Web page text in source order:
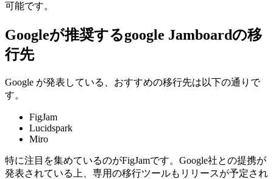
可能です。
Googleが推奨するgoogle Jamboardの移
行先
Google が発表している、おすすめの移行先は以下の通りで
す。
FigJam
Lucidspark
Miro
特に注目を集めているのがFigJamです。Google社との提携が
発表されている上、専用の移行ツールもリリースが予定され